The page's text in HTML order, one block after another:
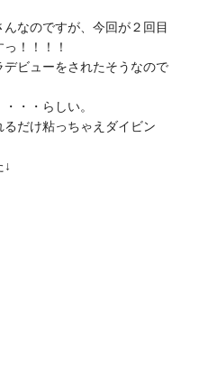
なのですが、今回が２回目
！！！！
ビューをされたそうなので
・・らしい。
だけ粘っちゃえダイビン